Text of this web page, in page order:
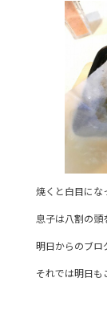
焼くと白目に
息子は八割の頭
明日からのブロ
それでは明日も